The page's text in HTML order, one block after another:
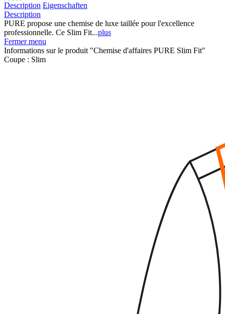
Description Eigenschaften
Description
PURE propose une chemise de luxe taillée pour l'excellence
professionnelle. Ce Slim Fit...plus
Fermer menu
Informations sur le produit "Chemise d'affaires PURE Slim Fit"
Coupe : Slim